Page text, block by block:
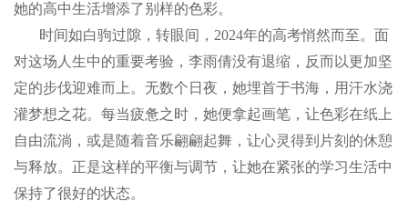
她的高中生活增添了别样的色彩。
时间如白驹过隙，转眼间，2024年的高考悄然而至。面
对这场人生中的重要考验，李雨倩没有退缩，反而以更加坚
定的步伐迎难而上。无数个日夜，她埋首于书海，用汗水浇
灌梦想之花。每当疲惫之时，她便拿起画笔，让色彩在纸上
自由流淌，或是随着音乐翩翩起舞，让心灵得到片刻的休憩
与释放。正是这样的平衡与调节，让她在紧张的学习生活中
保持了很好的状态。